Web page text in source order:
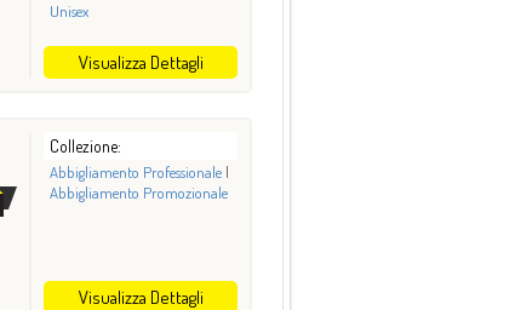
Unisex
Visualizza Dettagli
Collezione:
Abbigliamento Professionale |
Abbigliamento Promozionale
Visualizza Dettagli